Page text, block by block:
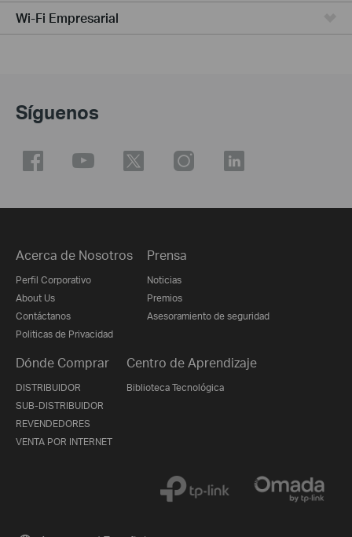
Wi-Fi Empresarial
Síguenos
Acerca de Nosotros
Perfil Corporativo
About Us
Contáctanos
Politicas de Privacidad
Prensa
Noticias
Premios
Asesoramiento de seguridad
Dónde Comprar
DISTRIBUIDOR
SUB-DISTRIBUIDOR
REVENDEDORES
VENTA POR INTERNET
Centro de Aprendizaje
Biblioteca Tecnológica